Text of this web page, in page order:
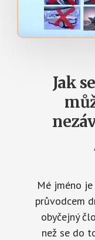
Jak
Mé jméno
průvodcem
obyčejný
než se do